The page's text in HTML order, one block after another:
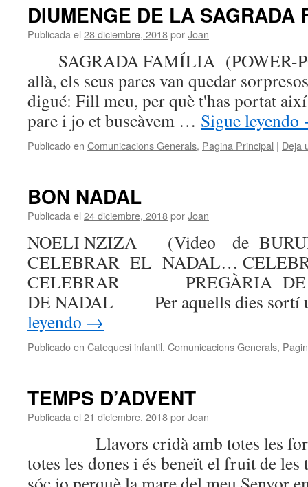
DIUMENGE DE LA SAGRADA
Publicada el 28 diciembre, 2018porJoan
SAGRADA FAMÍLIA
allà, els seus pares van quedar
digué: Fill meu, per què t'has portat
pare i jo et buscàvem … Sigue leyendo
Publicado en Comunicacions Generals, Pagina Principal | Deja
BON NADAL
Publicada el 24 diciembre, 2018porJoan
NOELI NZIZA (Video de
CELEBRAR EL NADAL…
CELEBRAR PREGÀRIA DE
DE NADAL Per aquells dies sortí
leyendo →
Publicado en Catequesi infantil, Comunicacions Generals,
TEMPS D’ADVENT
Publicada el 21 diciembre, 2018porJoan
Llavors cridà amb totes les
totes les dones i és beneït el fruit de les